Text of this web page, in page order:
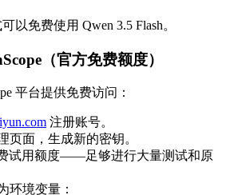
以免费使用 Qwen 3.5 Flash。
（官方免费额度）
平台提供免费访问：
注册账号。
页面，生成新的密钥。
试用额度——足够进行大量测试和原
环境变量：